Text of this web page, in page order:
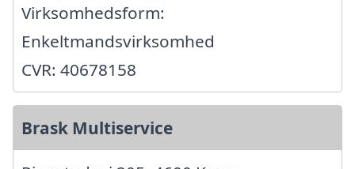
Virksomhedsform:
Enkeltmandsvirksomhed
CVR: 40678158
Brask Multiservice